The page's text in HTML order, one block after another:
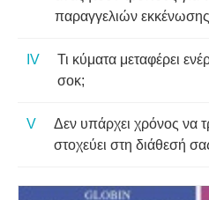
παραγγελιών
Τι κύματα μεταφέρει
σοκ;
Δεν υπάρχει χρόνος να
στοχεύει στη διάθεσή